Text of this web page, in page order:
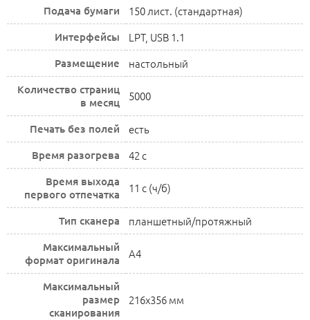
Подача бумаги 150 лист. (стандартная)
Интерфейсы LPT, USB 1.1
Размещение настольный
Количество страниц
в месяц
5000
Печать без полей есть
Время разогрева 42 с
Время выхода
первого отпечатка
11 c (ч/б)
Тип сканера планшетный/протяжный
Максимальный
формат оригинала
A4
Максимальный
размер
сканирования
216x356 мм